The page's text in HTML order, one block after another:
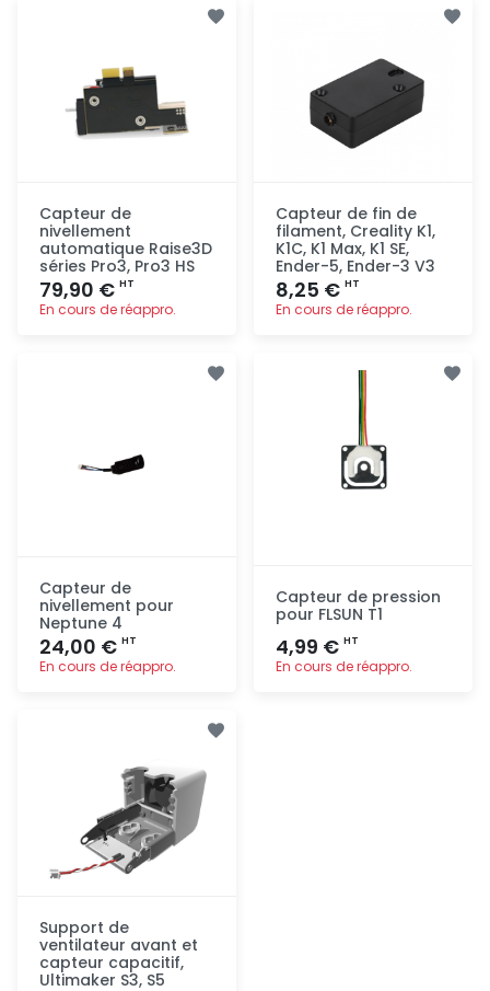
Capteur de
nivellement
automatique Raise3D
séries Pro3, Pro3 HS
79,90 € HT
En cours de réappro.
Capteur de fin de
filament, Creality K1,
K1C, K1 Max, K1 SE,
Ender-5, Ender-3 V3
8,25 € HT
En cours de réappro.
Capteur de
nivellement pour
Neptune 4
24,00 € HT
En cours de réappro.
Capteur de pression
pour FLSUN T1
4,99 € HT
En cours de réappro.
Support de
ventilateur avant et
capteur capacitif,
Ultimaker S3, S5